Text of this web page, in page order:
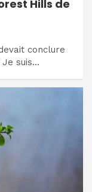
Hills de
conclure
Je suis…